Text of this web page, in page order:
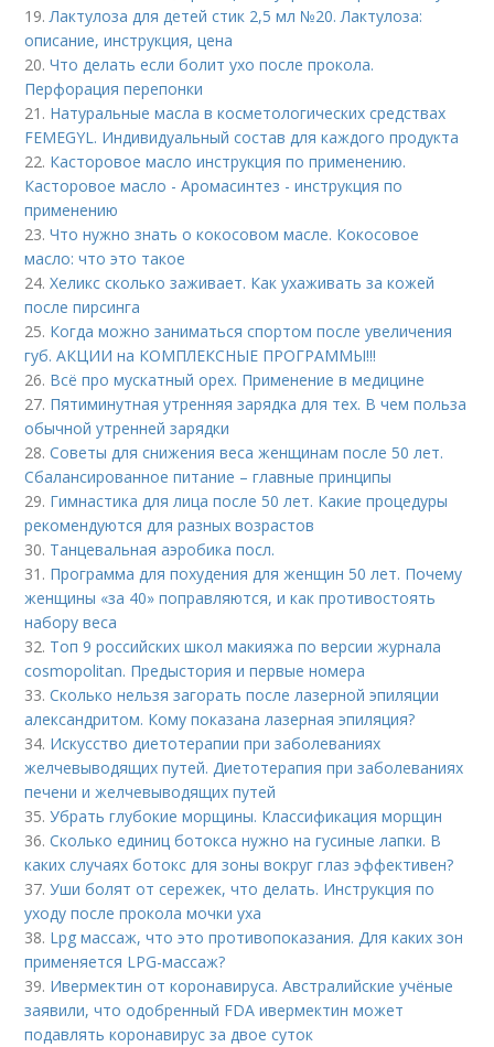
19.Лактулоза для детей стик 2,5 мл №20. Лактулоза:
описание, инструкция, цена
20.Что делать если болит ухо после прокола.
Перфорация перепонки
21. Натуральные масла в косметологических средствах
FEMEGYL. Индивидуальный состав для каждого продукта
22. Касторовое масло инструкция по применению.
Касторовое масло - Аромасинтез - инструкция по
применению
23.Что нужно знать о кокосовом масле. Кокосовое
масло: что это такое
24.Хеликс сколько заживает. Как ухаживать за кожей
после пирсинга
25. Когда можно заниматься спортом после увеличения
губ. АКЦИИ на КОМПЛЕКСНЫЕ ПРОГРАММЫ!!!
26. Всё про мускатный орех. Применение в медицине
27. Пятиминутная утренняя зарядка для тех. В чем польза
обычной утренней зарядки
28.Советы для снижения веса женщинам после 50 лет.
Сбалансированное питание – главные принципы
29. Гимнастика для лица после 50 лет. Какие процедуры
рекомендуются для разных возрастов
30. Танцевальная аэробика посл.
31. Программа для похудения для женщин 50 лет. Почему
женщины «за 40» поправляются, и как противостоять
набору веса
32. Топ 9 российских школ макияжа по версии журнала
cosmopolitan. Предыстория и первые номера
33.Сколько нельзя загорать после лазерной эпиляции
александритом. Кому показана лазерная эпиляция?
34. Искусство диетотерапии при заболеваниях
желчевыводящих путей. Диетотерапия при заболеваниях
печени и желчевыводящих путей
35.Убрать глубокие морщины. Классификация морщин
36.Сколько единиц ботокса нужно на гусиные лапки. В
каких случаях ботокс для зоны вокруг глаз эффективен?
37.Уши болят от сережек, что делать. Инструкция по
уходу после прокола мочки уха
38. Lpg массаж, что это противопоказания. Для каких зон
применяется LPG-массаж?
39. Ивермектин от коронавируса. Австралийские учёные
заявили, что одобренный FDA ивермектин может
подавлять коронавирус за двое суток